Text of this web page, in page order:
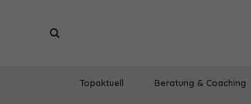
Topaktuell Beratung & Coaching